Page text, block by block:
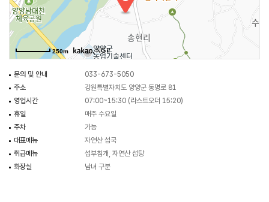
250m , NGII
문의 및 안내
033-673-5050
주소
강원특별자치도 양양군 동명로 81
영업시간
07:00~15:30 (라스트오더 15:20)
휴일
매주 수요일
주차
가능
대표메뉴
자연산 섭국
취급메뉴
섭부침개, 자연산 섭탕
화장실
남녀 구분